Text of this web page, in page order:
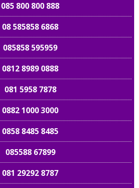
085 800 800 888
08 585858 6868
085858 595959
0812 8989 0888
081 5958 7878
0882 1000 3000
0858 8485 8485
085588 67899
081 29292 8787